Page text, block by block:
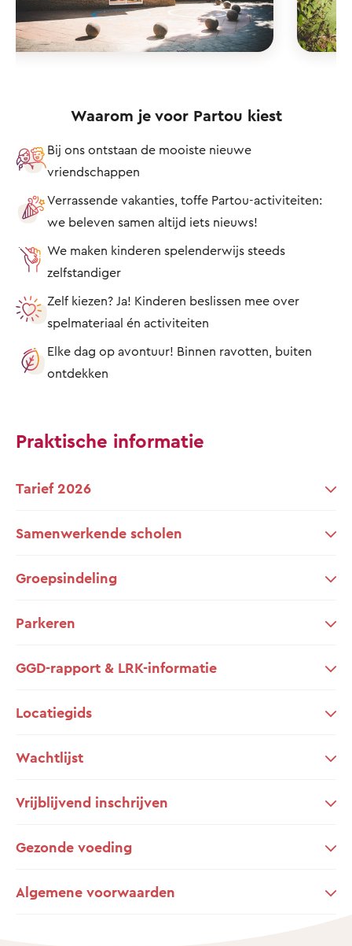
Waarom je voor Partou kiest
Bij ons ontstaan de mooiste nieuwe
vriendschappen
Verrassende vakanties, toffe Partou-activiteiten:
we beleven samen altijd iets nieuws!
We maken kinderen spelenderwijs steeds
zelfstandiger
Zelf kiezen? Ja! Kinderen beslissen mee over
spelmateriaal én activiteiten
Elke dag op avontuur! Binnen ravotten, buiten
ontdekken
Praktische informatie
Tarief 2026
Samenwerkende scholen
Groepsindeling
Parkeren
GGD-rapport & LRK-informatie
Locatiegids
Wachtlijst
Vrijblijvend inschrijven
Gezonde voeding
Algemene voorwaarden